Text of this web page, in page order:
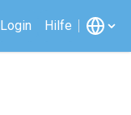
Login Hilfe